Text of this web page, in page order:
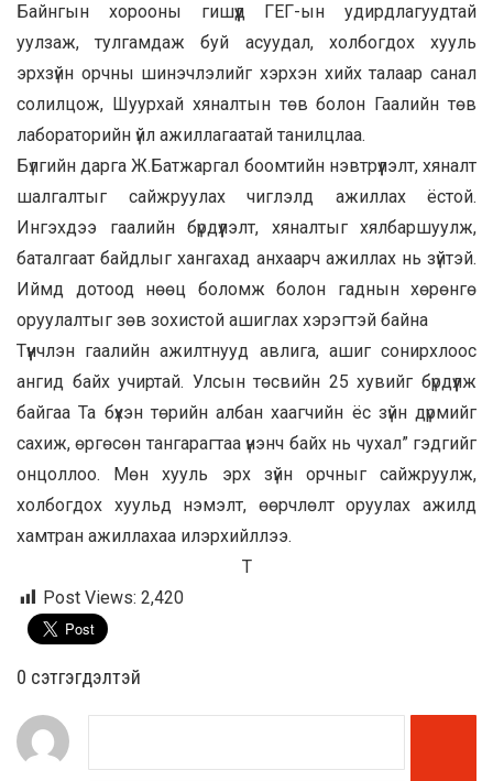
Байнгын хорооны гишүүд ГЕГ-ын удирдлагуудтай
уулзаж, тулгамдаж буй асуудал, холбогдох хууль
эрхзүйн орчны шинэчлэлийг хэрхэн хийх талаар санал
солилцож, Шуурхай хяналтын төв болон Гаалийн төв
лабораторийн үйл ажиллагаатай танилцлаа.
Бүлгийн дарга Ж.Батжаргал боомтийн нэвтрүүлэлт, хяналт
шалгалтыг сайжруулах чиглэлд ажиллах ёстой.
Ингэхдээ гаалийн бүрдүүлэлт, хяналтыг хялбаршуулж,
баталгаат байдлыг хангахад анхаарч ажиллах нь зүйтэй.
Иймд дотоод нөөц боломж болон гаднын хөрөнгө
оруулалтыг зөв зохистой ашиглах хэрэгтэй байна
Түүнчлэн гаалийн ажилтнууд авлига, ашиг сонирхлоос
ангид байх учиртай. Улсын төсвийн 25 хувийг бүрдүүлж
байгаа Та бүхэн төрийн албан хаагчийн ёс зүйн дүрмийг
сахиж, өргөсөн тангарагтаа үнэнч байх нь чухал” гэдгийг
онцоллоо. Мөн хууль эрх зүйн орчныг сайжруулж,
холбогдох хуульд нэмэлт, өөрчлөлт оруулах ажилд
хамтран ажиллахаа илэрхийллээ.
Т
Post Views: 2,420
0 cэтгэгдэлтэй